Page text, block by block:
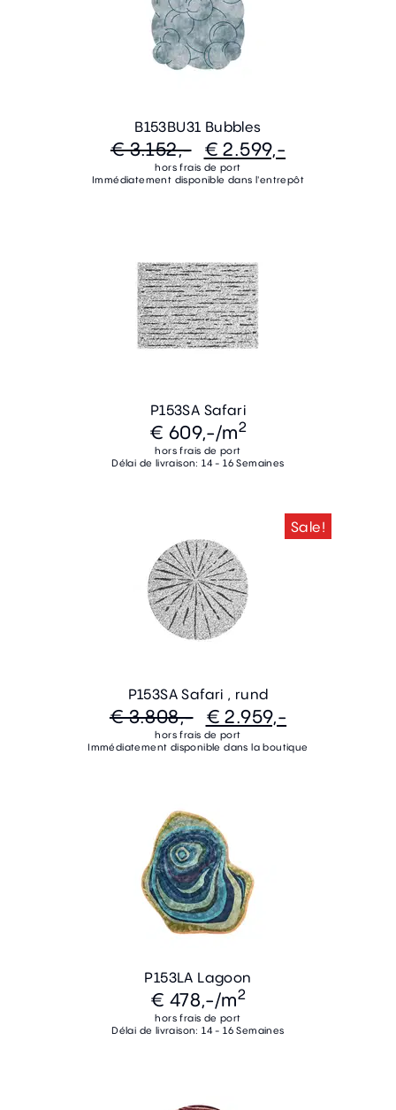
B153BU31 Bubbles
€ 3.152,- € 2.599,-
hors frais de port
Immédiatement disponible dans l'entrepôt
P153SA Safari
€ 609,-/m2
hors frais de port
Délai de livraison: 14 - 16 Semaines
Sale!
P153SA Safari , rund
€ 3.808,- € 2.959,-
hors frais de port
Immédiatement disponible dans la boutique
P153LA Lagoon
€ 478,-/m2
hors frais de port
Délai de livraison: 14 - 16 Semaines